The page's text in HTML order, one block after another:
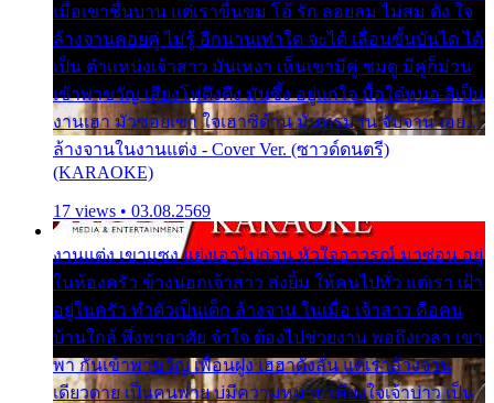
เมื่อเขาชื่นบาน แต่เราขื่นขม โอ้ รัก ลอยลม ไม่สม ดัง ใจ
ล้างจานคอยคู่ ไม่รู้ อีกนานเท่าใด จะได้ เลื่อนขั้นบันได ได้
เป็น ตำแหน่งเจ้าสาว มันเหงา เห็นเขามีคู่ ซมดู มีคู่ก็ม่วน
เข้าพาขวัญ เสียงโห่ตึงตึง มันซึ้ง อยู่แก่ใจ มื้อใด๋หนอ สิเป็น
งานเฮา มัวซอยเขา ใจเฮาซิด้าน มันทรมาน จับจาน เอย…
ล้างจานในงานแต่ง - Cover Ver. (ซาวด์ดนตรี)
(KARAOKE)
17 views • 03.08.2569
งานแต่ง เขาแซง แย่งเอาไปก่อน หัวใจอาวรณ์ มาซ่อน อยู่
ในห้องครัว ข้างนอกเจ้าสาว ส่งยิ้ม ให้คนไปทั่ว แต่เรา เฝ้า
อยู่ในครัว ทำตัวเป็นเด็ก ล้างจาน ในเมื่อ เจ้าสาว คือคน
บ้านใกล้ พึ่งพาอาศัย จำใจ ต้องไปช่วยงาน พอถึงเวลา เขา
พา กันเข้าพาขวัญ เพื่อนฝูง เฮฮาดังลั่น แต่เราล้างจาน
เดียวดาย เป็นคนพ่าย บ่มีความหมาย เคียงใจเจ้าบ่าว เป็น